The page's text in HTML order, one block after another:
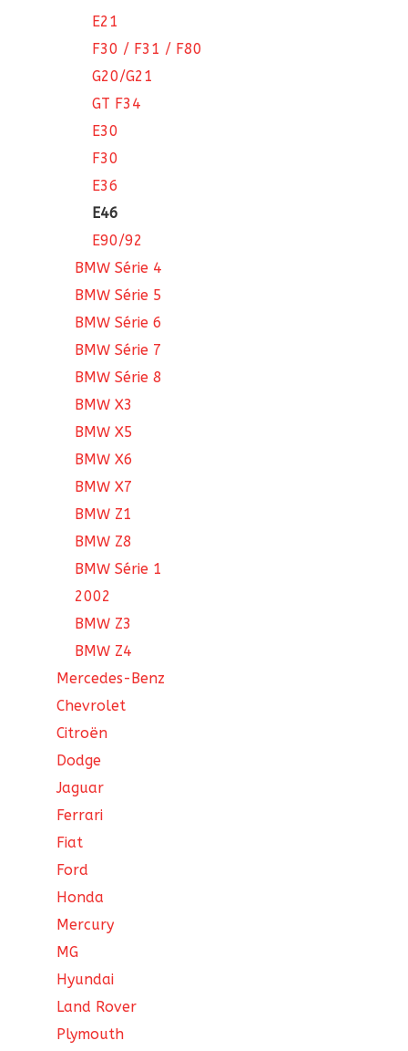
E21
F30 / F31 / F80
G20/G21
GT F34
E30
F30
E36
E46
E90/92
BMW Série 4
BMW Série 5
BMW Série 6
BMW Série 7
BMW Série 8
BMW X3
BMW X5
BMW X6
BMW X7
BMW Z1
BMW Z8
BMW Série 1
2002
BMW Z3
BMW Z4
Mercedes-Benz
Chevrolet
Citroën
Dodge
Jaguar
Ferrari
Fiat
Ford
Honda
Mercury
MG
Hyundai
Land Rover
Plymouth